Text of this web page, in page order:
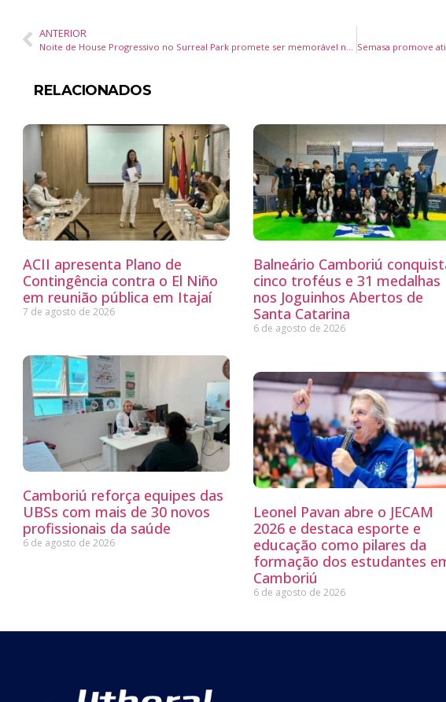
ANTERIOR
RELACIONADOS
ACII apresenta Plano de
Contingência contra o El Niño
em reunião pública em Itajaí
7 de agosto de 2026
Balneário Camboriú
cinco troféus e 31 medalhas
nos Joguinhos Abertos de
Santa Catarina
6 de agosto de 2026
Camboriú reforça equipes das
UBSs com mais de 30 novos
profissionais da saúde
6 de agosto de 2026
Leonel Pavan abre o JECAM
2026 e destaca esporte e
educação como pilares da
formação dos estudantes
Camboriú
6 de agosto de 2026